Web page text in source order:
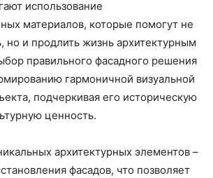
использование
материалов, которые помогут не
но и продлить жизнь архитектурным
правильного фасадного решения
гармоничной визуальной
подчеркивая его историческую
ценность.
архитектурных элементов –
фасадов, что позволяет